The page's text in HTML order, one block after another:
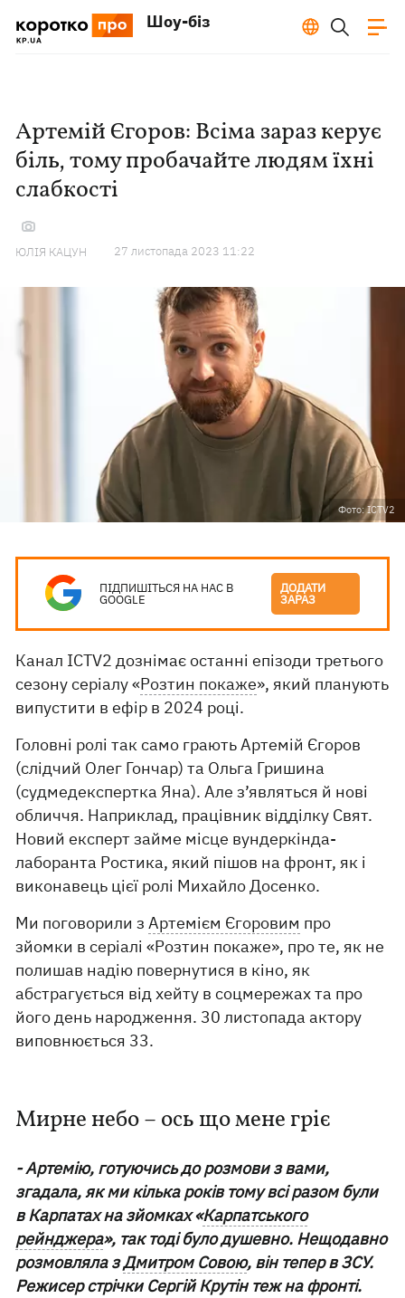
Шоу-біз
Артемій Єгоров: Всіма зараз керує
біль, тому пробачайте людям їхні
слабкості
ЮЛІЯ КАЦУН 27 листопада 2023 11:22
Фото: ICTV2
ПІДПИШІТЬСЯ НА НАС В
GOOGLE
ДОДАТИ
ЗАРАЗ
Канал ICTV2 дознімає останні епізоди третього
сезону серіалу «Розтин покаже», який планують
випустити в ефір в 2024 році.
Головні ролі так само грають Артемій Єгоров
(слідчий Олег Гончар) та Ольга Гришина
(судмедекспертка Яна). Але з’являться й нові
обличчя. Наприклад, працівник відділку Свят.
Новий експерт займе місце вундеркінда-
лаборанта Ростика, який пішов на фронт, як і
виконавець цієї ролі Михайло Досенко.
Ми поговорили зАртемієм Єгоровим про
зйомки в серіалі «Розтин покаже», про те, як не
полишав надію повернутися в кіно, як
абстрагується від хейту в соцмережах та про
його день народження. 30 листопада актору
виповнюється 33.
Мирне небо – ось що мене гріє
- Артемію, готуючись до розмови з вами,
згадала, як ми кілька років тому всі разом були
в Карпатах на зйомках «Карпатського
рейнджера», так тоді було душевно. Нещодавно
розмовляла зДмитром Совою, він тепер в ЗСУ.
Режисер стрічки Сергій Крутін теж на фронті.